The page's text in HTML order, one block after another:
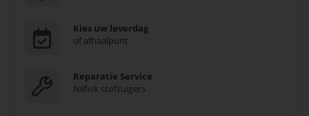
Kies uw leverdag
of afhaalpunt
Reparatie Service
Nilfisk stofzuigers